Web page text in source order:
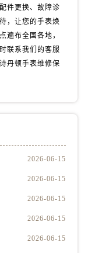
江西省景德镇市珠山区珠山中路江诗丹顿售后服务中心（需提前预约）
江西省南昌市红谷滩新区红谷中大道998号绿地双子塔（中央广场）A1座办公楼14层1407室江诗丹顿售后服务中心（需提前预约）
件更换、故障诊
，让您的手表焕
遍布全国各地，
联系我们的客服
丹顿手表维修保
2026-06-15
2026-06-15
2026-06-15
2026-06-15
2026-06-15